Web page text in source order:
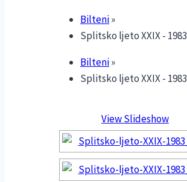
Bilteni»
Splitsko ljeto XXIX - 1983
Bilteni»
Splitsko ljeto XXIX - 1983
View Slideshow